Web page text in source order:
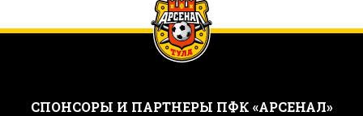
CПОНСОРЫ И ПАРТНЕРЫ ПФК «АРСЕНАЛ»